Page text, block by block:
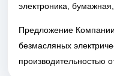
электроника,
Предложение Компании
безмасляных
производительностью